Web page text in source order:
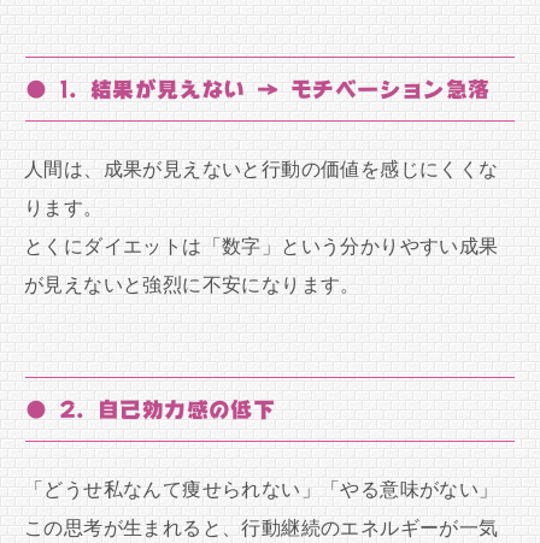
● 1. 結果が見えない → モチベーション急落
人間は、成果が見えないと行動の価値を感じにくくな
ります。
とくにダイエットは「数字」という分かりやすい成果
が見えないと強烈に不安になります。
● 2. 自己効力感の低下
「どうせ私なんて痩せられない」「やる意味がない」
この思考が生まれると、行動継続のエネルギーが一気